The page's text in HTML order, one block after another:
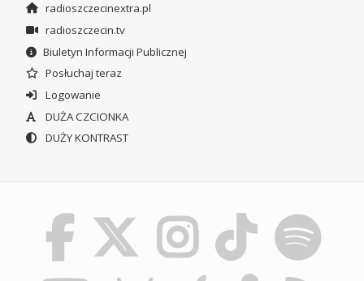
radioszczecinextra.pl
radioszczecin.tv
Biuletyn Informacji Publicznej
Posłuchaj teraz
Logowanie
DUŻA CZCIONKA
DUŻY KONTRAST